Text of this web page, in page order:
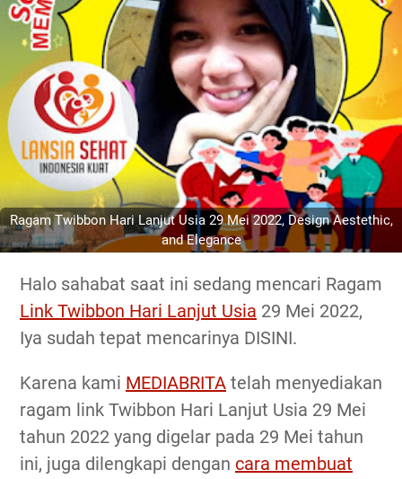
Ragam Twibbon Hari Lanjut Usia 29 Mei 2022, Design Aestethic,
and Elegance
Halo sahabat saat ini sedang mencari Ragam
Link Twibbon Hari Lanjut Usia 29 Mei 2022,
Iya sudah tepat mencarinya DISINI.
Karena kami MEDIABRITA telah menyediakan
ragam link Twibbon Hari Lanjut Usia 29 Mei
tahun 2022 yang digelar pada 29 Mei tahun
ini, juga dilengkapi dengan cara membuat